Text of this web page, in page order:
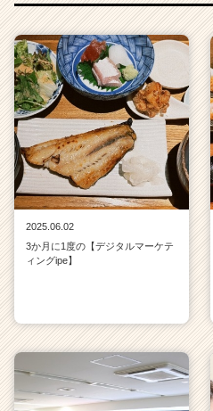
2025.06.02
3か月に1度の【デジタルマーケテ
ィングipe】